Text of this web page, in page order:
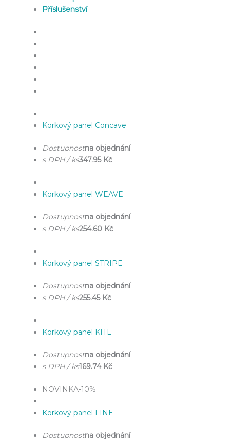
Příslušenství
Korkový panel Concave
Dostupnostna objednání
s DPH / ks347.95 Kč
Korkový panel WEAVE
Dostupnostna objednání
s DPH / ks254.60 Kč
Korkový panel STRIPE
Dostupnostna objednání
s DPH / ks255.45 Kč
Korkový panel KITE
Dostupnostna objednání
s DPH / ks169.74 Kč
NOVINKA-10%
Korkový panel LINE
Dostupnostna objednání